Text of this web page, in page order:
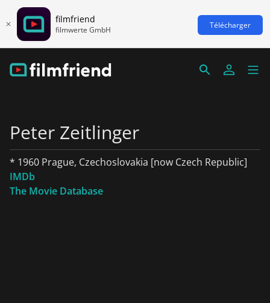
filmfriend
filmwerte GmbH Télécharger
Peter Zeitlinger
* 1960 Prague, Czechoslovakia [now Czech Republic]
IMDb
The Movie Database